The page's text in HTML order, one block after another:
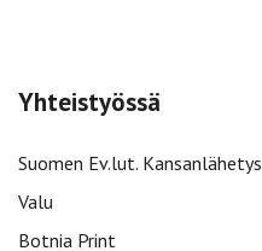
Yhteistyössä
Suomen Ev.lut. Kansanlähetys
Valu
Botnia Print